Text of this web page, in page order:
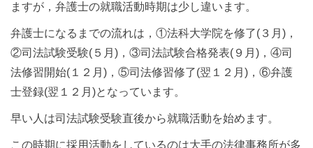
ますが，弁護士の就職活動時期は少し違います。
弁護士になるまでの流れは，①法科大学院を修了(３月)，
②司法試験受験(５月)，③司法試験合格発表(９月)，④司
法修習開始(１２月)，⑤司法修習修了(翌１２月)，⑥弁護
士登録(翌１２月)となっています。
早い人は司法試験受験直後から就職活動を始めます。
この時期に採用活動をしているのは大手の法律事務所が多